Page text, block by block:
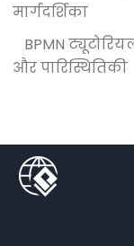
मार्गदर्शिका
BPMN
और पारिस्थितिकी